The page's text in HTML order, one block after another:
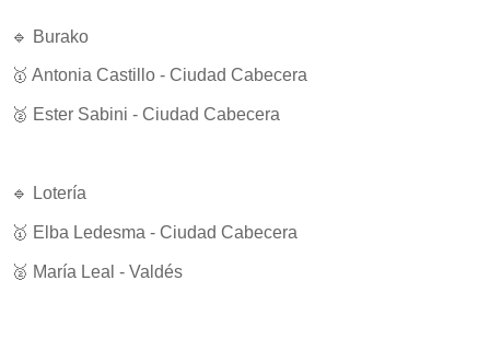
🔹 Burako
🥇 Antonia Castillo - Ciudad Cabecera
🥈 Ester Sabini - Ciudad Cabecera
🔹 Lotería
🥇 Elba Ledesma - Ciudad Cabecera
🥈 María Leal - Valdés